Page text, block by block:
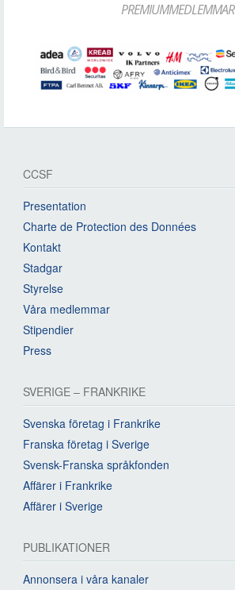
PREMIUMMEDLEMMAR
CCSF
Presentation
Charte de Protection des Données
Kontakt
Stadgar
Styrelse
Våra medlemmar
Stipendier
Press
SVERIGE – FRANKRIKE
Svenska företag i Frankrike
Franska företag i Sverige
Svensk-Franska språkfonden
Affärer i Frankrike
Affärer i Sverige
PUBLIKATIONER
Annonsera i våra kanaler